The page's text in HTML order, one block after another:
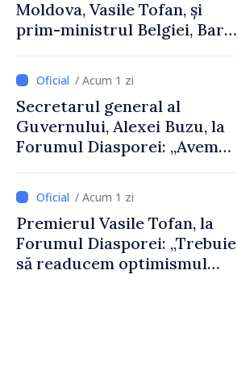
Moldova, Vasile Tofan, și
prim-ministrul Belgiei, Bart
despre parcursul european
al Republicii Moldova.
/ Acum 1 zi
Secretarul general al
Guvernului, Alexei Buzu, la
Forumul Diasporei: „Avem
dumneavoastră pentru a
construi comunități mai
puternice”
/ Acum 1 zi
Premierul Vasile Tofan, la
Forumul Diasporei: „Trebuie
să readucem optimismul